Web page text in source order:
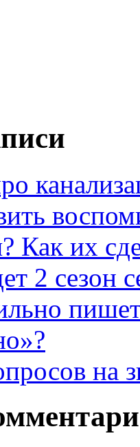
Как их
2 сезон
на